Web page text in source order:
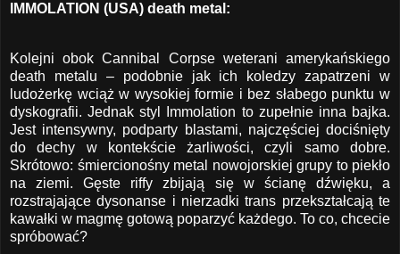
IMMOLATION (USA) death metal:
Kolejni obok Cannibal Corpse weterani amerykańskiego
death metalu – podobnie jak ich koledzy zapatrzeni w
ludożerkę wciąż w wysokiej formie i bez słabego punktu w
dyskografii. Jednak styl Immolation to zupełnie inna bajka.
Jest intensywny, podparty blastami, najczęściej dociśnięty
do dechy w kontekście żarliwości, czyli samo dobre.
Skrótowo: śmiercionośny metal nowojorskiej grupy to piekło
na ziemi. Gęste riffy zbijają się w ścianę dźwięku, a
rozstrajające dysonanse i nierzadki trans przekształcają te
kawałki w magmę gotową poparzyć każdego. To co, chcecie
spróbować?